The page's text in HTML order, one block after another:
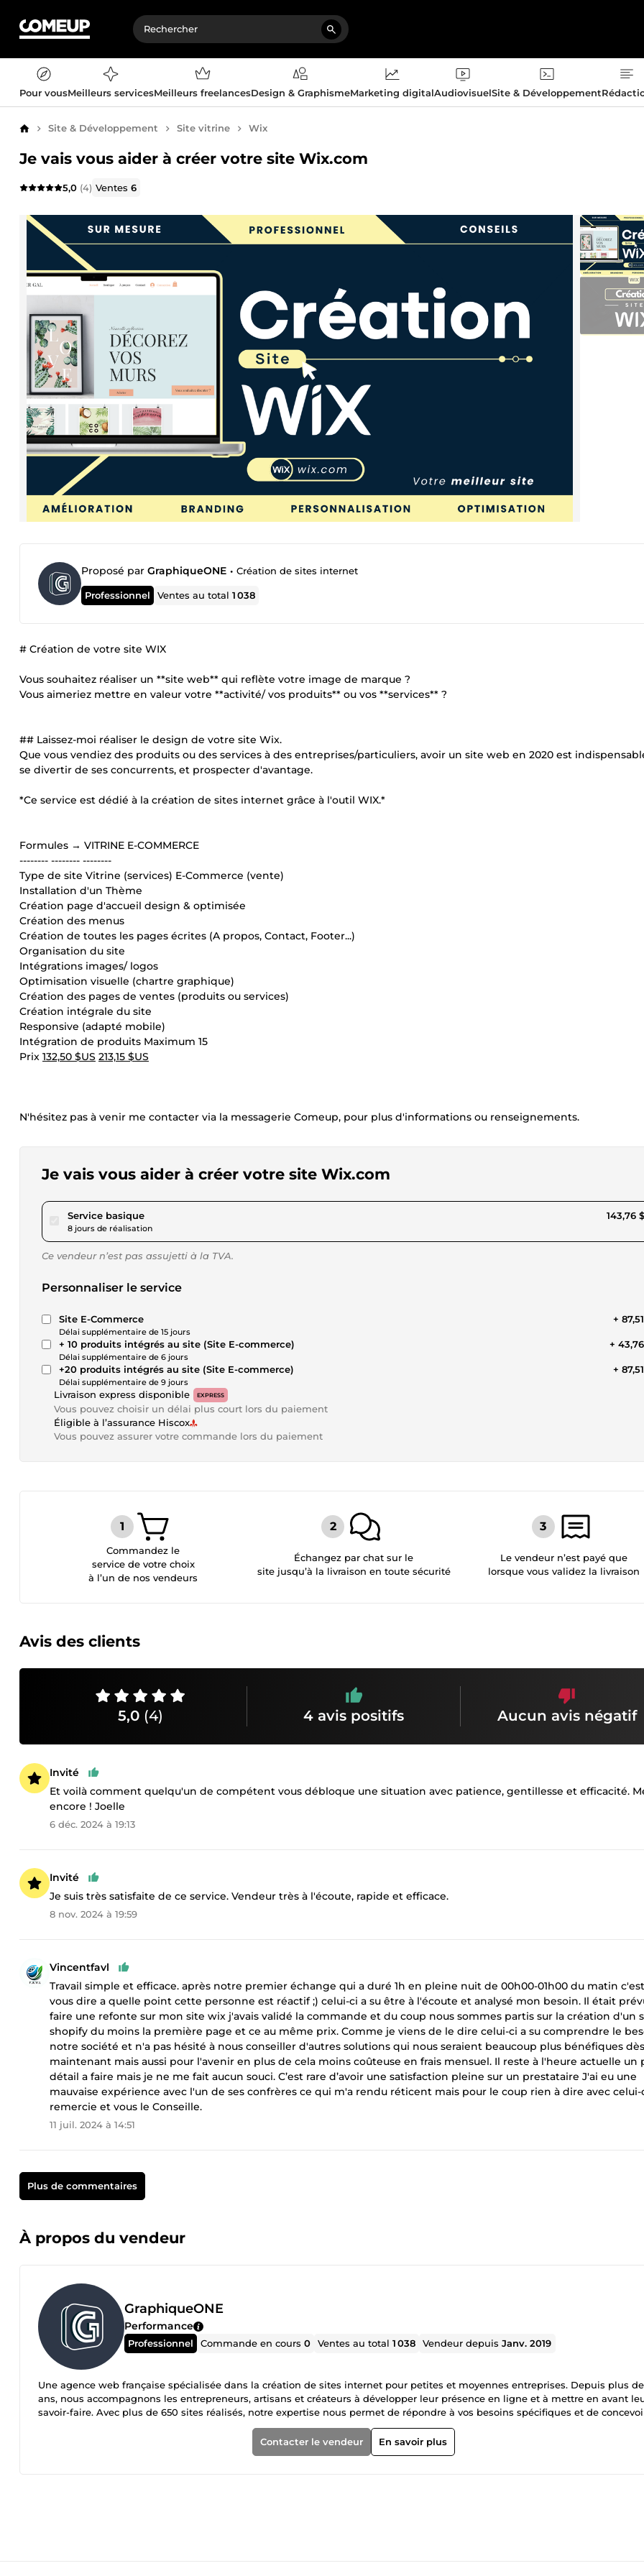
Pour vousMeilleurs servicesMeilleurs freelancesDesign & GraphismeMarketing digitalAudiovisuelSite & Développement
AccueilSite & Développement Site vitrine Wix
Je vais vous aider à créer votre site Wix.com
5,0 (4) Ventes6
Proposé par GraphiqueONE • Création de sites internet
Professionnel Ventes au total1 038
# Création de votre site WIX
Vous souhaitez réaliser un **site web** qui reflète votre image de marque ?
Vous aimeriez mettre en valeur votre **activité/ vos produits** ou vos **services** ?
## Laissez-moi réaliser le design de votre site Wix.
Que vous vendiez des produits ou des services à des entreprises/particuliers, avoir un site web en 2020 est
se divertir de ses concurrents, et prospecter d'avantage.
*Ce service est dédié à la création de sites internet grâce à l'outil WIX.*
Formules → VITRINE E-COMMERCE
-------- -------- --------
Type de site Vitrine (services) E-Commerce (vente)
Installation d'un Thème
Création page d'accueil design & optimisée
Création des menus
Création de toutes les pages écrites (A propos, Contact, Footer...)
Organisation du site
Intégrations images/ logos
Optimisation visuelle (chartre graphique)
Création des pages de ventes (produits ou services)
Création intégrale du site
Responsive (adapté mobile)
Intégration de produits Maximum 15
Prix 132,50 $US 213,15 $US
N'hésitez pas à venir me contacter via la messagerie Comeup, pour plus d'informations ou renseignements.
Je vais vous aider à créer votre site Wix.com
Service basiquepour 132,50 $US
8 jours de réalisation
143,76
Ce vendeur n’est pas assujetti à la TVA.
Personnaliser le service
Site E-Commerce
Délai supplémentaire de 15 jours
+
+ 10 produits intégrés au site (Site E-commerce)
Délai supplémentaire de 6 jours
+
+20 produits intégrés au site (Site E-commerce)
Délai supplémentaire de 9 jours
+
Livraison express disponible EXPRESS
Vous pouvez choisir un délai plus court lors du paiement
Éligible à l’assurance Hiscox
Vous pouvez assurer votre commande lors du paiement
Commandez le
service de votre choix
à l’un de nos vendeurs
Échangez par chat sur le
site jusqu’à la livraison en toute sécurité
Le vendeur n’est payé que
lorsque vous validez la livraison
Avis des clients
5,0 (4) 4 avis positifs Aucun avis négatif
Invité
Et voilà comment quelqu'un de compétent vous débloque une situation avec patience, gentillesse et efficacité.
encore ! Joelle
6 déc. 2024 à 19:13
Invité
Je suis très satisfaite de ce service. Vendeur très à l'écoute, rapide et efficace.
8 nov. 2024 à 19:59
Vincentfavl
Travail simple et efficace. après notre premier échange qui a duré 1h en pleine nuit de 00h00-01h00 du matin
vous dire a quelle point cette personne est réactif ;) celui-ci a su être à l'écoute et analysé mon besoin. Il était
faire une refonte sur mon site wix j'avais validé la commande et du coup nous sommes partis sur la création d'un
shopify du moins la première page et ce au même prix. Comme je viens de le dire celui-ci a su comprendre le
notre société et n'a pas hésité à nous conseiller d'autres solutions qui nous seraient beaucoup plus bénéfiques dès
maintenant mais aussi pour l'avenir en plus de cela moins coûteuse en frais mensuel. Il reste à l'heure actuelle un
détail a faire mais je ne me fait aucun souci. C’est rare d’avoir une satisfaction pleine sur un prestataire J'ai eu une
mauvaise expérience avec l'un de ses confrères ce qui m'a rendu réticent mais pour le coup rien à dire avec
remercie et vous le Conseille.
11 juil. 2024 à 14:51
Plus de commentaires
À propos du vendeur
GraphiqueONE
Performance
Professionnel Commande en cours0 Ventes au total1 038 Vendeur depuisJanv. 2019
Une agence web française spécialisée dans la création de sites internet pour petites et moyennes entreprises. Depuis plus
ans, nous accompagnons les entrepreneurs, artisans et créateurs à développer leur présence en ligne et à mettre en avant
savoir-faire. Avec plus de 650 sites réalisés, notre expertise nous permet de répondre à vos besoins spécifiques et de
sites professionnels, modernes et adaptés à votre activité. Que ce soit pour un site vitrine, un site e-commerce ou un site
de services, nous sommes à vos côtés pour concrétiser vos projets.
Contacter le vendeur En savoir plus